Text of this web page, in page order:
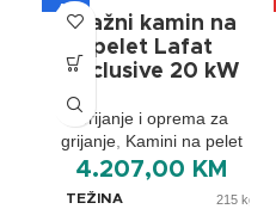
A+
Etažni kamin na
pelet Lafat
Exclusive 20 kW
Grijanje i oprema za
grijanje Kamini na pelet
4.207,00 KM
TEŽINA 215 kg